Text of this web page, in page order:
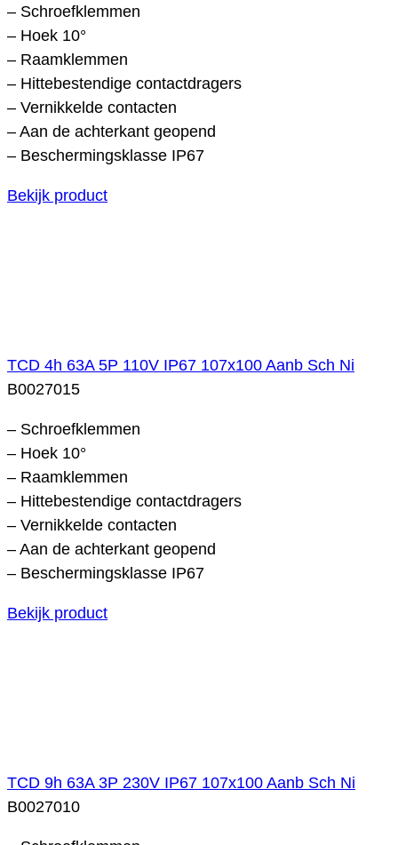
– Schroefklemmen
– Hoek 10°
– Raamklemmen
– Hittebestendige contactdragers
– Vernikkelde contacten
– Aan de achterkant geopend
– Beschermingsklasse IP67
Bekijk product
TCD 4h 63A 5P 110V IP67 107x100 Aanb Sch Ni
B0027015
– Schroefklemmen
– Hoek 10°
– Raamklemmen
– Hittebestendige contactdragers
– Vernikkelde contacten
– Aan de achterkant geopend
– Beschermingsklasse IP67
Bekijk product
TCD 9h 63A 3P 230V IP67 107x100 Aanb Sch Ni
B0027010